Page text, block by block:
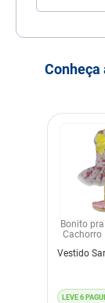
Dimensões
Composição
Bonito pra
Cachorro
Vestido
LEVE 6